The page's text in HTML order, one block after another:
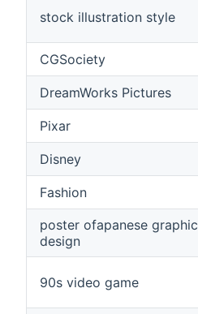
stock illustration style
CGSociety
DreamWorks Pictures
Pixar
Disney
Fashion
poster ofapanese graphic
design
90s video game